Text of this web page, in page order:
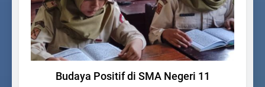
Budaya Positif di SMA Negeri 11